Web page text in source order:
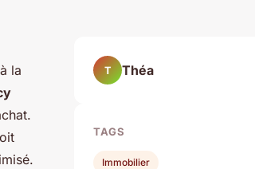
la
T Théa
TAGS
Immobilier